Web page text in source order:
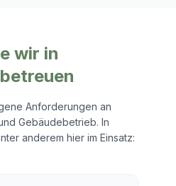
wir in
Anforderungen an
Gebäudebetrieb. In
anderem hier im Einsatz: